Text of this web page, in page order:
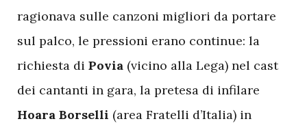
ragionava sulle canzoni migliori da portare
sul palco, le pressioni erano continue: la
richiesta di Povia (vicino alla Lega) nel cast
dei cantanti in gara, la pretesa di infilare
Hoara Borselli (area Fratelli d’Italia) in